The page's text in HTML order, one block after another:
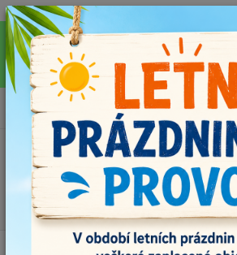
Pro rychlejší vyřízení Vašich dotazů, využijte
email info@i-prize.cz. Děkujeme. !!! POZOR
NEVYŘIZUJEME ŽÁDNÉ OBJEDNÁVKY,
11.8. DĚKUJEME ZA
+420704179566
Dřevěné doplňky Dřevěné kousátko kruh